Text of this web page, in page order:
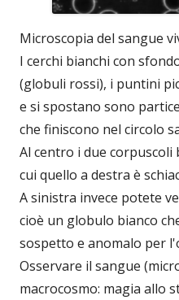
Microscopia del sangue
I cerchi bianchi con
(globuli rossi), i puntini
e si spostano sono
che finiscono nel circolo
Al centro i due
cui quello a destra è
A sinistra invece potete
cioè un globulo bianco
sospetto e anomalo per
Osservare il sangue
macrocosmo: magia allo